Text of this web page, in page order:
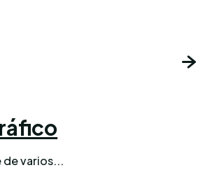
de varios...